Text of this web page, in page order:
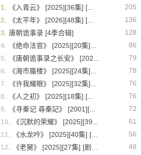
205
1.
《入青云》 [2025][36集] [...
136
2.
《太平年》 [2026][48集] [...
128
3. 唐朝诡事录 [4季合辑]
86
4.
《绝命法官》 [2025][20集]...
79
5.
《唐朝诡事录之长安》 [202...
78
6.
《海市蜃楼》 [2025][24集]...
76
7.
《许我耀眼》 [2025][32集]...
76
8.
《人之初》 [2025][18集] [...
72
9.
《寻秦记 尋秦記》 [2001][...
61
10.
《沉默的荣耀》 [2025][39...
56
11.
《水龙吟》 [2025][40集] [...
48
12.
《老舅》 [2025][27集] [剧...